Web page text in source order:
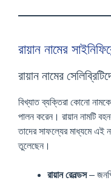
রায়ান নামের
রায়ান নামের
বিখ্যাত ব্যক্তিরা কোনো
পালন করেন। রায়ান নামটি
তাদের সাফল্যের মাধ্যমে এই
তুলেছেন।
রায়ান রেনল্ডস–